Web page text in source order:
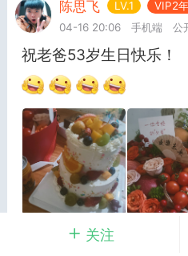
网 LV.1 VIP2年费 靓号
07-14 11:50
电脑端 公开内容
网，山歌就是有点多！
网号，学习山歌文化！
号:ktsg123
1 11.07w
年年打工年年愁》
关注
陈思飞 LV.1 VIP2
04-16 20:06
手机端 公
祝老爸53岁生日快乐！